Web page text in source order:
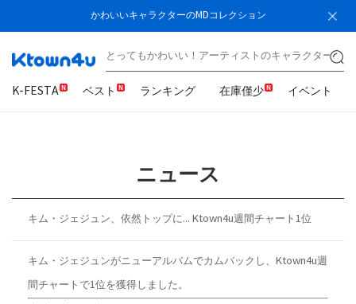
かわいいキャラクターのMDコレクション
K-FESTA ベスト ランキング 在庫僅少 イベント
ニュース
キム・ジェジュン、依然トップに... Ktown4u週間チャート1位
キム・ジェジュンがニューアルバムでカムバックし、Ktown4u週
間チャートで1位を獲得しました。